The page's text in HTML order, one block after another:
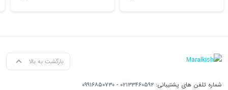
بازگشت به بالا
شماره تلفن های پشتیبانی: ۰۲۱۳۳۴۶۰۵۹۲ - ۰۹۹۱۶۸۵۰۷۳۰